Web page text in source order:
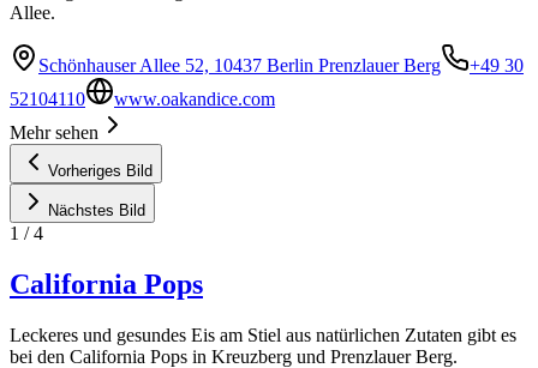
Allee.
Schönhauser Allee 52, 10437 Berlin Prenzlauer Berg
+49 30
52104110
www.oakandice.com
Mehr sehen
Vorheriges Bild
Nächstes Bild
1 /4
California Pops
Leckeres und gesundes Eis am Stiel aus natürlichen Zutaten gibt es
bei den California Pops in Kreuzberg und Prenzlauer Berg.